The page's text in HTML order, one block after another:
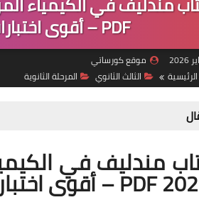
PDF – أقوى اختبارات شاملة قبل الامتحان
موقع كورساتي
الثالث الثانوي المرحلة الثانوية
مندليف في